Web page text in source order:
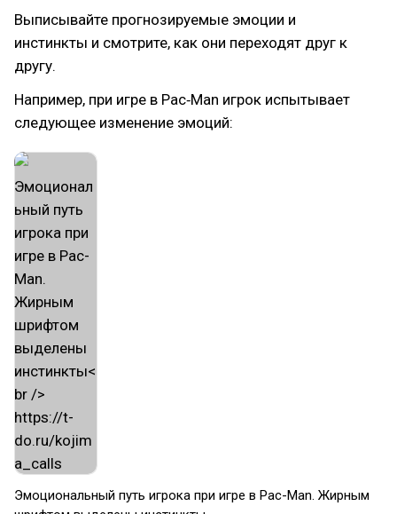
Выписывайте прогнозируемые эмоции и
инстинкты и смотрите, как они переходят друг к
другу.
Например, при игре в Pac‑Man игрок испытывает
следующее изменение эмоций:
​Эмоциональный путь игрока при игре в Pac-Man. Жирным